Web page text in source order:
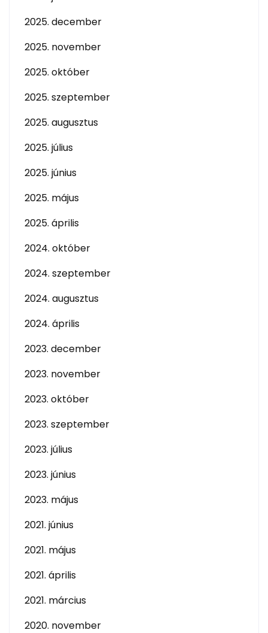
2025. december
2025. november
2025. október
2025. szeptember
2025. augusztus
2025. július
2025. június
2025. május
2025. április
2024. október
2024. szeptember
2024. augusztus
2024. április
2023. december
2023. november
2023. október
2023. szeptember
2023. július
2023. június
2023. május
2021. június
2021. május
2021. április
2021. március
2020. november